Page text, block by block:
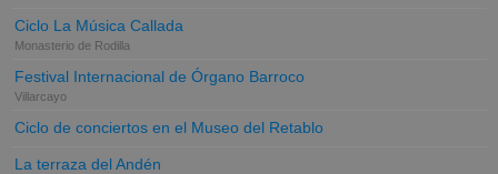
Ciclo La Música Callada
Monasterio de Rodilla
Festival Internacional de Órgano Barroco
Villarcayo
Ciclo de conciertos en el Museo del Retablo
La terraza del Andén